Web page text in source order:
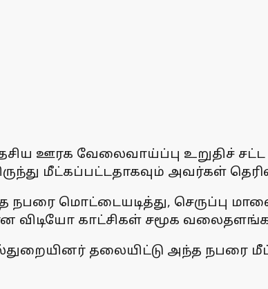
ஊரக வேலைவாய்ப்பு உறுதிச்
மீட்கப்பட்டதாகவும் அவர்கள்
மொட்டையடித்து, செருப்பு
காட்சிகள் சமூக
தலையிட்டு அந்த நபரை